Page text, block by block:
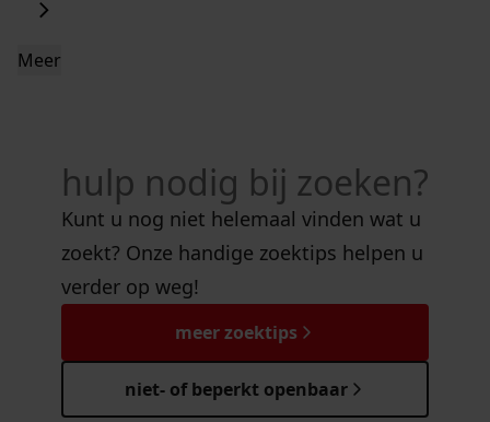
Meer
hulp nodig bij zoeken?
Kunt u nog niet helemaal vinden wat u
zoekt? Onze handige zoektips helpen u
verder op weg!
meer zoektips
niet- of beperkt openbaar